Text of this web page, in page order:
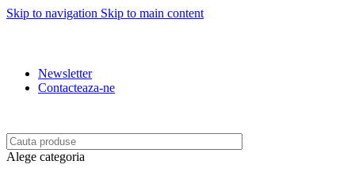
Skip to navigation Skip to main content
Newsletter
Contacteaza-ne
Alege categoria